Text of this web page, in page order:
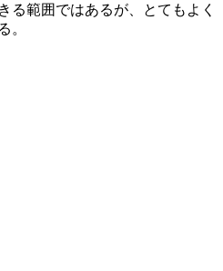
る範囲ではあるが、とてもよく
。